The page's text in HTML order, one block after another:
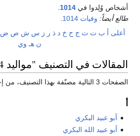
أشخاص وُلِدوا في 1014
طالع أيضاً: وفيات 1014
أعلى أ ب ت ث ج ح خ د ذ ر ز س ش ص ض
ن هـ وي
المقالات في التصنيف "مواليد 1014"
الصفحات 3 التالية مصنّفة بهذا التصنيف، من إجمالي 3.
أبو عبيد البكري
أبو عبيد الله البكري